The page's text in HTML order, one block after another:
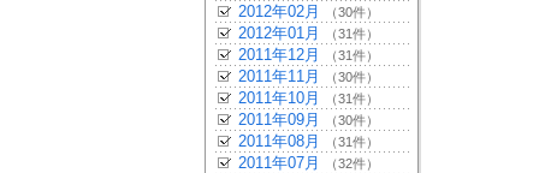
2012年02月 （30件）
2012年01月 （31件）
2011年12月 （31件）
2011年11月 （30件）
2011年10月 （31件）
2011年09月 （30件）
2011年08月 （31件）
2011年07月 （32件）